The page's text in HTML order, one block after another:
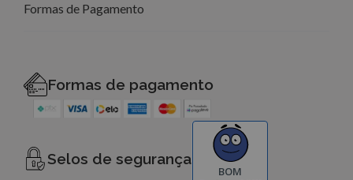
Formas de Pagamento
Formas de pagamento
Selos de segurança
BOM